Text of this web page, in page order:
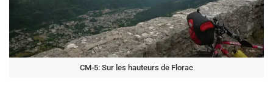
CM-5: Sur les hauteurs de Florac